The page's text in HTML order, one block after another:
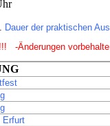
Dauer der praktischen
-Änderungen
Erfurt